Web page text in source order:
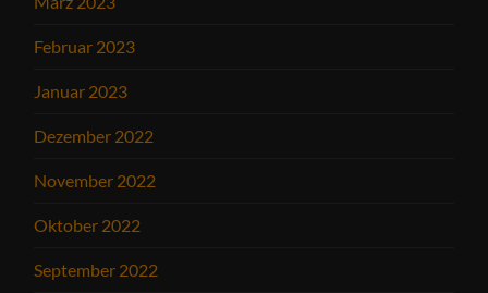
Februar 2023
Januar 2023
Dezember 2022
November 2022
Oktober 2022
September 2022